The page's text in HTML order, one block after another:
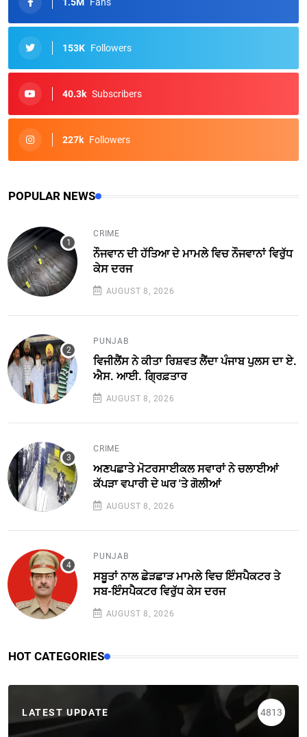
153K Followers
40.3k Subscribers
227k Followers
POPULAR NEWS
CRIME
ਨੌਜਵਾਨ ਦੀ ਹੱਤਿਆ ਦੇ ਮਾਮਲੇ ਵਿਚ ਨੌਜਵਾਨਾਂ ਵਿਰੁੱਧ
ਕੇਸ ਦਰਜ
AUGUST 8, 2026
PUNJAB
ਵਿਜੀਲੈਂਸ ਨੇ ਕੀਤਾ ਰਿਸ਼ਵਤ ਲੈਂਦਾ ਪੰਜਾਬ ਪੁਲਸ ਦਾ ਏ.
ਐਸ. ਆਈ. ਗ੍ਰਿਫ਼ਤਾਰ
AUGUST 8, 2026
CRIME
ਅਣਪਛਾਤੇ ਮੋਟਰਸਾਈਕਲ ਸਵਾਰਾਂ ਨੇ ਚਲਾਈਆਂ
ਕੱਪੜਾ ਵਪਾਰੀ ਦੇ ਘਰ 'ਤੇ ਗੋਲੀਆਂ
AUGUST 8, 2026
PUNJAB
ਸਬੂਤਾਂ ਨਾਲ ਛੇੜਛਾੜ ਮਾਮਲੇ ਵਿਚ ਇੰਸਪੈਕਟਰ ਤੇ
ਸਬ-ਇੰਸਪੈਕਟਰ ਵਿਰੁੱਧ ਕੇਸ ਦਰਜ
AUGUST 8, 2026
HOT CATEGORIES
LATEST UPDATE 4813